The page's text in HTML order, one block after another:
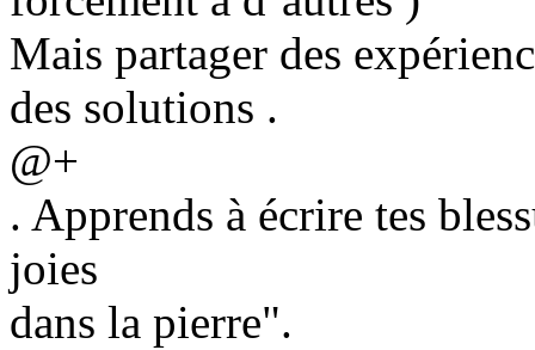
Mais partager des
des solutions .
@+
. Apprends à écrire tes
joies
dans la pierre".